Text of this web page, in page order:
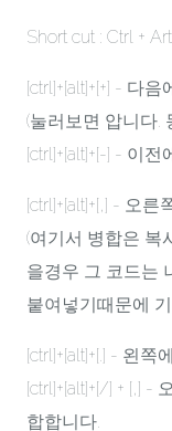
Short cut : Ctrl +
[ctrl]+[alt]+[+] - 다
(눌러보면 압니다.
[ctrl]+[alt]+[-] - 이
[ctrl]+[alt]+[,] - 오
(여기서 병합은 복
을경우 그 코드는
붙여넣기때문에
[ctrl]+[alt]+[.] - 왼
[ctrl]+[alt]+[/] + [,] -
합합니다.